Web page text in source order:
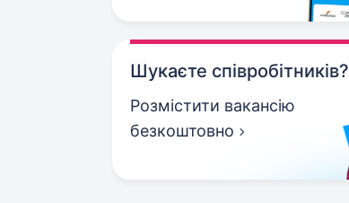
Шукаєте співробітників?
Розмістити вакансію
безкоштовно